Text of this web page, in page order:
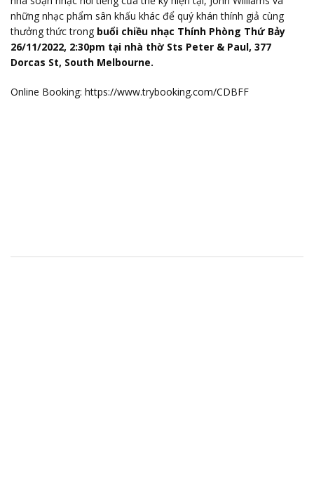
những nhạc phẩm sân khấu khác để quý khán thính giả cùng
thưởng thức trong buổi chiều nhạc Thính Phòng Thứ Bảy
26/11/2022, 2:30pm tại nhà thờ Sts Peter & Paul, 377
Dorcas St, South Melbourne.
Online Booking: https://www.trybooking.com/CDBFF